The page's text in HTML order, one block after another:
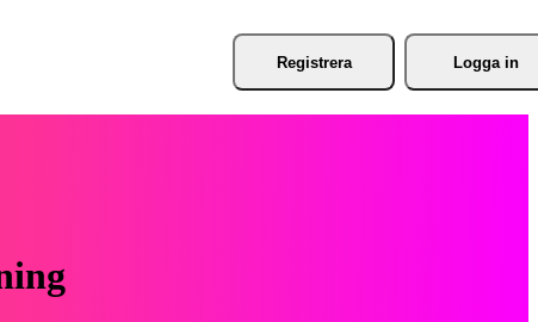
Registrera Logga in